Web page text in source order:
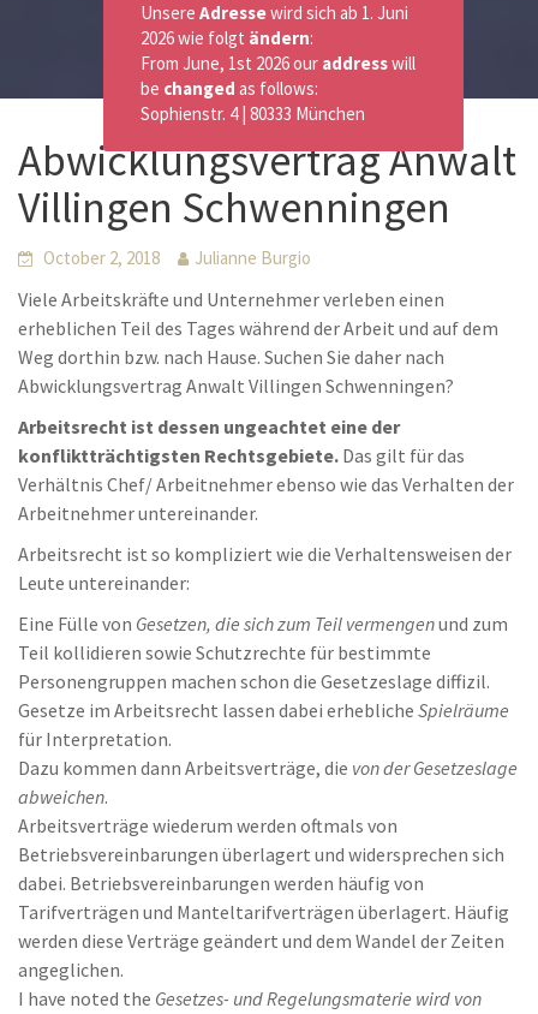
Abwicklungsvertrag Anwalt
Villingen Schwenningen
October 2, 2018 Julianne Burgio
Viele Arbeitskräfte und Unternehmer verleben einen
erheblichen Teil des Tages während der Arbeit und auf dem
Weg dorthin bzw. nach Hause. Suchen Sie daher nach
Abwicklungsvertrag Anwalt Villingen Schwenningen?
Arbeitsrecht ist dessen ungeachtet eine der
konfliktträchtigsten Rechtsgebiete. Das gilt für das
Verhältnis Chef/ Arbeitnehmer ebenso wie das Verhalten der
Arbeitnehmer untereinander.
Arbeitsrecht ist so kompliziert wie die Verhaltensweisen der
Leute untereinander:
Eine Fülle von Gesetzen, die sich zum Teil vermengenund zum
Teil kollidieren sowie Schutzrechte für bestimmte
Personengruppen machen schon die Gesetzeslage diffizil.
Gesetze im Arbeitsrecht lassen dabei erhebliche Spielräume
für Interpretation.
Dazu kommen dann Arbeitsverträge, die von der Gesetzeslage
abweichen.
Arbeitsverträge wiederum werden oftmals von
Betriebsvereinbarungen überlagert und widersprechen sich
dabei. Betriebsvereinbarungen werden häufig von
Tarifverträgen und Manteltarifverträgen überlagert. Häufig
werden diese Verträge geändert und dem Wandel der Zeiten
angeglichen.
I have noted the Gesetzes- und Regelungsmaterie wird von
Unsere Adressewird sich ab 1. Juni
2026 wie folgt ändern:
From June, 1st 2026 our addresswill
be changed as follows:
Sophienstr. 4 | 80333 München